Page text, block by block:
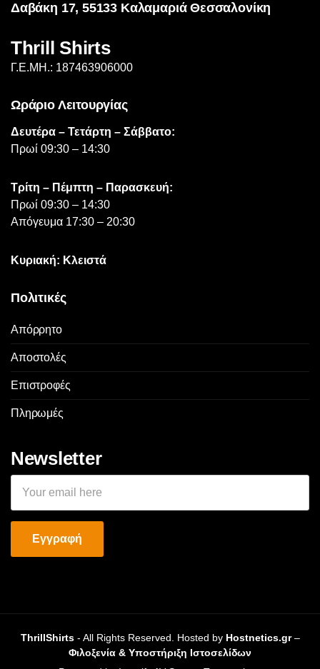
Δαβάκη 17, 55133 Καλαμαριά Θεσσαλονίκη
Thrill Shirts
Γ.Ε.ΜΗ.: 187463906000
Ωράριο Λειτουργίας
Δευτέρα – Τετάρτη – Σάββατο:
Πρωί 09:30 – 14:30
Τρίτη – Πέμπτη – Παρασκευή:
Πρωί 09:30 – 14:30
Απόγευμα 17:30 – 20:30
Κυριακή: Κλειστά
Πολιτικές
Απόρρητο
Αποστολές
Επιστροφές
Πληρωμές
Newsletter
ThrillShirts- All Rights Reserved. Hosted by Hostnetics.gr–
Φιλοξενία & Υποστήριξη Ιστοσελίδων